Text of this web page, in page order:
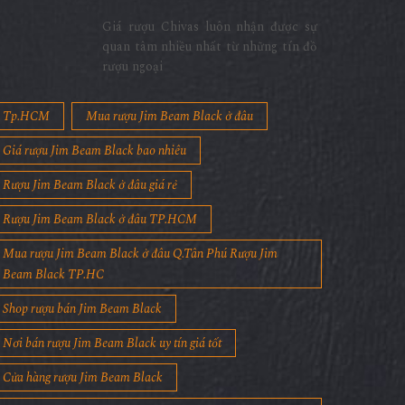
Giá rượu Chivas luôn nhận được sự
quan tâm nhiều nhất từ những tín đồ
rượu ngoại
Tp.HCM
Mua rượu Jim Beam Black ở đâu
Giá rượu Jim Beam Black bao nhiêu
Rượu Jim Beam Black ở đâu giá rẻ
Rượu Jim Beam Black ở đâu TP.HCM
Mua rượu Jim Beam Black ở đâu Q.Tân Phú Rượu Jim
Beam Black TP.HC
Shop rượu bán Jim Beam Black
Nơi bán rượu Jim Beam Black uy tín giá tốt
Cửa hàng rượu Jim Beam Black